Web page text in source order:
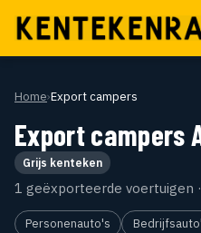
Home›Export campers
Export campers
Grijs kenteken
1 geëxporteerde voertuigen
Personenauto's